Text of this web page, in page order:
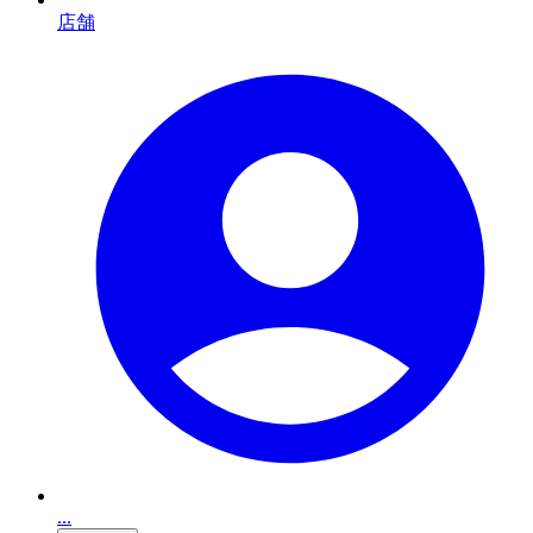
店舗
...